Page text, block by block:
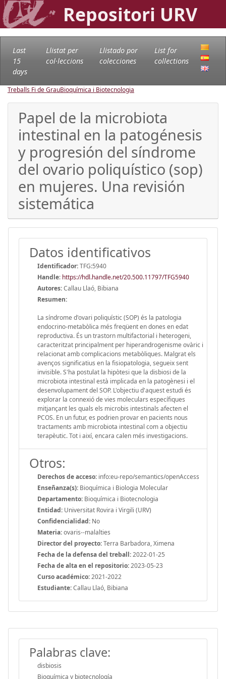
Repositori URV
Last
15
days
Llistat per
col·leccions
Llistado por
colecciones
List for
collections
Treballs Fi de GrauBioquímica i Biotecnologia
Papel de la microbiota
intestinal en la patogénesis
y progresión del síndrome
del ovario poliquístico (sop)
en mujeres. Una revisión
sistemática
Datos identificativos
Identificador:TFG:5940
Handle: https://hdl.handle.net/20.500.11797/TFG5940
Autores:Callau Llaó, Bibiana
Resumen:
La síndrome d'ovari poliquístic (SOP) és la patologia
endocrino-metabòlica més freqüent en dones en edat
reproductiva. És un trastorn multifactorial i heterogeni,
caracteritzat principalment per hiperandrogenisme ovàric i
relacionat amb complicacions metabòliques. Malgrat els
avenços significatius en la fisiopatologia, segueix sent
invisible. S'ha postulat la hipòtesi que la disbiosi de la
microbiota intestinal està implicada en la patogènesi i el
desenvolupament del SOP. L'objectiu d'aquest estudi és
explorar la connexió de vies moleculars específiques
mitjançant les quals els microbis intestinals afecten el
PCOS. En un futur, es podrien provar en pacients nous
tractaments amb microbiota intestinal com a objectiu
terapèutic. Tot i així, encara calen més investigacions.
Otros:
Derechos de acceso: info:eu-repo/semantics/openAccess
Enseñanza(s): Bioquímica i Biologia Molecular
Departamento: Bioquímica i Biotecnologia
Entidad: Universitat Rovira i Virgili (URV)
Confidencialidad: No
Materia:ovaris--malalties
Director del proyecto:Terra Barbadora, Ximena
Fecha de la defensa del treball:2022-01-25
Fecha de alta en el repositorio:2023-05-23
Curso académico:2021-2022
Estudiante:Callau Llaó, Bibiana
Palabras clave:
disbiosis
Bioquímica y biotecnología